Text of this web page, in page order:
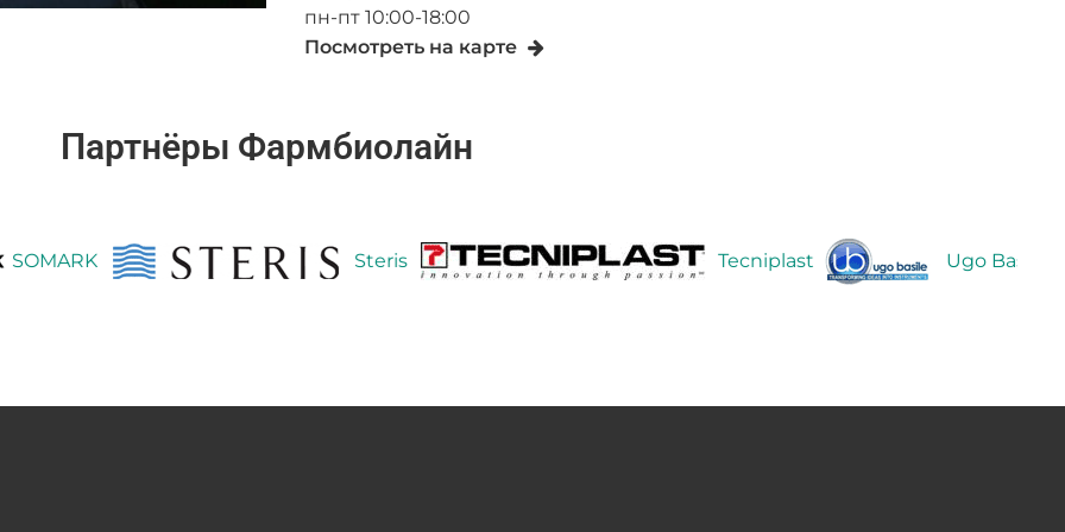
пн-пт 10:00-18:00
Посмотреть на карте
Партнёры Фармбиолайн
Steris Tecniplast Ugo Basile